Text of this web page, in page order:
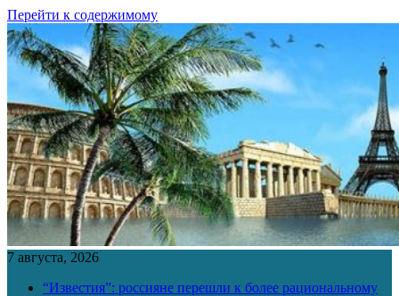
Перейти к содержимому
7 августа, 2026
“Известия”: россияне перешли к более рациональному